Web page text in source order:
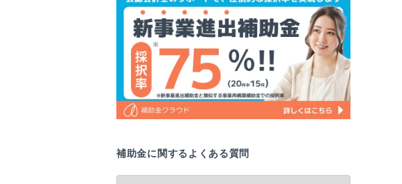
補助金に関するよくある質問